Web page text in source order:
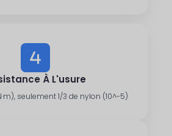
À L'usure
seulement 1/3 de nylon (10^-5)